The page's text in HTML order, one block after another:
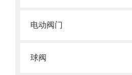
电动阀门
球阀